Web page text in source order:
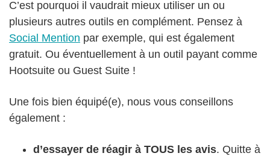
C’est pourquoi il vaudrait mieux utiliser un ou
plusieurs autres outils en complément. Pensez à
Social Mention par exemple, qui est également
gratuit. Ou éventuellement à un outil payant comme
Hootsuite ou Guest Suite !
Une fois bien équipé(e), nous vous conseillons
également :
d’essayer de réagir à TOUS les avis. Quitte à